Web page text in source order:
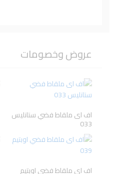
TRESemme
Neutrogena
Ecrinal
Kesh King
عروض وخصومات
اف اى ملقاط فضي ستانليس
033
اف اى ملقاط فضي اوبتيم